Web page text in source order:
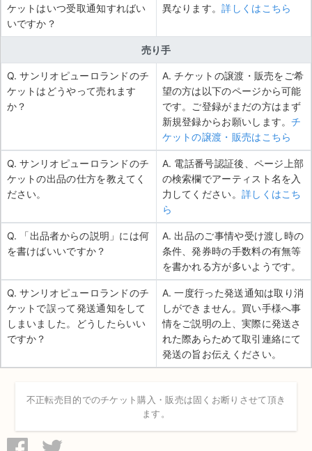
ケットはいつ受取通知すればい
いですか？
異なります。詳しくはこちら
売り手
Q. サンリオピューロランドのチ
ケットはどうやって売れます
か？
A. チケットの譲渡・販売をご希
望の方は以下のページから可能
です。ご登録がまだの方はまず
新規登録からお願いします。チ
ケットの譲渡・販売はこちら
Q. サンリオピューロランドのチ
ケットの出品の仕方を教えてく
ださい。
A. 電話番号認証後、ページ上部
の検索欄でアーティスト名を入
力してください。 詳しくはこち
ら
Q. 「出品者からの説明」には何
を書けばいいですか？
A. 出品のご事情や受け渡し時の
条件、発券時の手数料の有無等
を書かれる方が多いようです。
Q. サンリオピューロランドのチ
ケットで誤って発送通知をして
しまいました。どうしたらいい
ですか？
A. 一度行った発送通知は取り消
しができません。買い手様へ事
情をご説明の上、実際に発送さ
れた際あらためて取引連絡にて
発送の旨お伝えください。
不正転売目的でのチケット購入・販売は固くお断りさせて頂き
ます。